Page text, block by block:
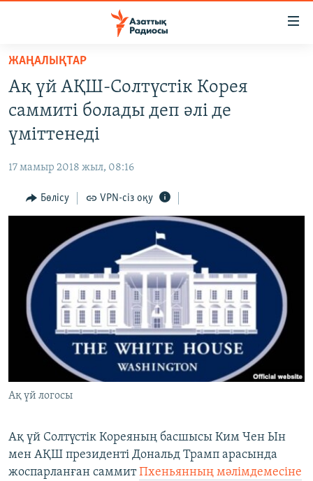
Skip
main
content
main
Navigation
to
САЯСАТ
AZATTYQTV
АДАМ ҚҰҚЫҚТАРЫ
ӘЛЕУМЕТ
АРНАЙЫ ЖОБАЛАР
Русский
ЖАЗЫЛЫҢЫЗ
Басқа тілдерде
ЖАҢАЛЫҚТАР
Ақ үй АҚШ-Солтүстік Корея
саммиті болады деп әлі де
үміттенеді
17 мамыр 2018 жыл, 08:16
Бөлісу VPN-сіз оқу
Ақ үй логосы
Ақ үй Солтүстік Кореяның басшысы Ким Чен Ын
мен АҚШ президенті Дональд Трамп арасында
жоспарланған саммитПхеньянның мәлімдемесіне